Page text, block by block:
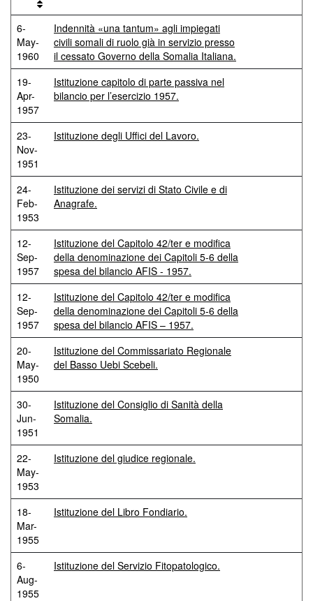
6-
May-
1960
Indennità «una tantum» agli impiegati
civili somali di ruolo già in servizio presso
il cessato Governo della Somalia Italiana.
19-
Apr-
1957
Istituzione capitolo di parte passiva nel
bilancio per l’esercizio 1957.
23-
Nov-
1951
Istituzione degli Uffici del Lavoro.
24-
Feb-
1953
Istituzione dei servizi di Stato Civile e di
Anagrafe.
12-
Sep-
1957
Istituzione del Capitolo 42/ter e modifica
della denominazione dei Capitoli 5-6 della
spesa del bilancio AFIS - 1957.
12-
Sep-
1957
Istituzione del Capitolo 42/ter e modifica
della denominazione dei Capitoli 5-6 della
spesa del bilancio AFIS – 1957.
20-
May-
1950
Istituzione del Commissariato Regionale
del Basso Uebi Scebeli.
30-
Jun-
1951
Istituzione del Consiglio di Sanità della
Somalia.
22-
May-
1953
Istituzione del giudice regionale.
18-
Mar-
1955
Istituzione del Libro Fondiario.
6-
Aug-
1955
Istituzione del Servizio Fitopatologico.